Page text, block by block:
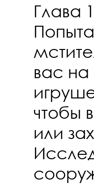
Глава
вас
чтобы
или